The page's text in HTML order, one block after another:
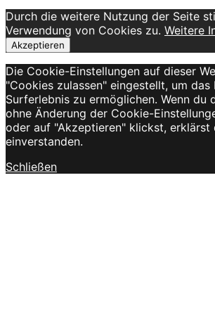
Durch die weitere Nutzung der Seite
Verwendung von Cookies zu. Weitere
Akzeptieren
Die Cookie-Einstellungen auf dieser
"Cookies zulassen" eingestellt, um das
Surferlebnis zu ermöglichen. Wenn du
ohne Änderung der Cookie-
oder auf "Akzeptieren" klickst, erklärst
einverstanden.
Schließen